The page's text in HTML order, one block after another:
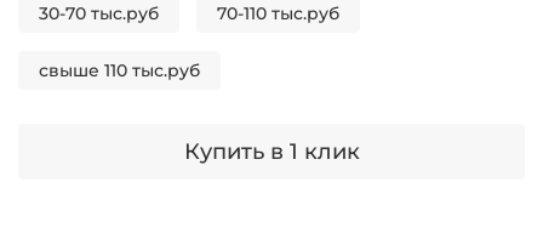
Купить в 1 клик
30-70 тыс.руб 70-110 тыс.руб
свыше 110 тыс.руб